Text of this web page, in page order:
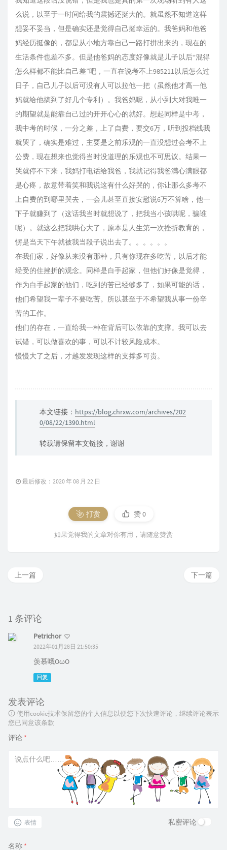
么说，以至于一时间给我的震撼还挺大的。就虽然不知道这样
想妥不妥当，但是确实还是觉得自己挺幸运的。我爸妈和他爸
妈经历挺像的，都是从小地方靠自己一路打拼出来的，现在的
生活条件也差不多。但是他爸妈的态度好像就是儿子以后“混得
怎么样都不能比自己差”吧，一直在说考不上985211以后怎么过
日子，自己儿子以后可没有人可以拉他一把（虽然他才高一他
妈就给他搞到了好几个专利）。我爸妈呢，从小到大对我唯一
的期望就是能靠自己过的开开心心的就好。想起同样是中考，
我中考的时候，一分之差，上了自费，要交6万，听到投档线我
就哭了，确实是难过，主要是之前乐观的一直没想过会考不上
公费，现在想来也觉得当时没道理的乐观也不可思议。结果一
哭就停不下来，我妈打电话给我爸，我就记得我爸满心满眼都
是心疼，故意带着笑和我说这有什么好哭的，你让那么多考不
上自费的到哪里哭去，一会儿甚至直接安慰说6万不算啥，他一
下子就赚到了（这话我当时就想说了，把我当小孩哄呢，骗谁
呢）。就这么把我哄心大了，原本是人生第一次挫折教育的，
愣是当天下午就被我当段子说出去了。。。。。。
在我们家，好像从来没有那种，只有你现在多吃苦，以后才能
经受的住挫折的观念。同样是白手起家，但他们好像是觉得，
作为白手起家的他们，吃到的苦已经够多了，如果可能的话，
他们希望我一辈子不要吃苦。所以甚至于不希望我从事一份辛
苦的工作。
他们的存在，一直给我一种在背后可以依靠的支撑。我可以去
试错，可以做喜欢的事，可以不计较风险成本。
慢慢大了之后，才越发发现这样的支撑多可贵。
本文链接： https://blog.chrxw.com/archives/202
0/08/22/1390.html
转载请保留本文链接，谢谢
最后修改：2020 年 08 月 22 日
打赏 赞0
如果觉得我的文章对你有用，请随意赞赏
下一篇
上一篇
1 条评论
Petrichor
2022年01月28日 21:50:35
羡慕哦OωO
回复
发表评论
使用cookie技术保留您的个人信息以便您下次快速评论，继续评论表示
您已同意该条款
评论 *
表情 私密评论
名称 *